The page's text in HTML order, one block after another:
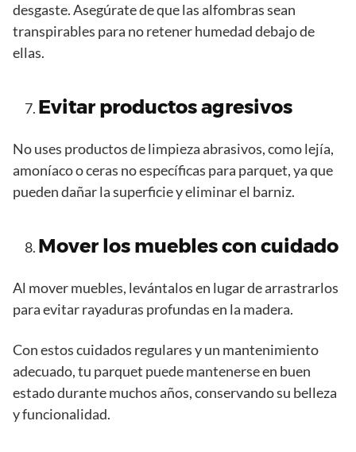
desgaste. Asegúrate de que las alfombras sean
transpirables para no retener humedad debajo de
ellas.
Evitar productos agresivos
No uses productos de limpieza abrasivos, como lejía,
amoníaco o ceras no específicas para parquet, ya que
pueden dañar la superficie y eliminar el barniz.
Mover los muebles con cuidado
Al mover muebles, levántalos en lugar de arrastrarlos
para evitar rayaduras profundas en la madera.
Con estos cuidados regulares y un mantenimiento
adecuado, tu parquet puede mantenerse en buen
estado durante muchos años, conservando su belleza
y funcionalidad.